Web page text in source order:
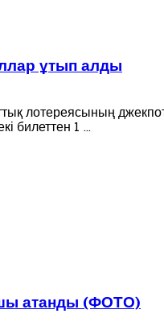
ұтып алды
лотереясының
билеттен 1 ...
атанды (ФОТО)